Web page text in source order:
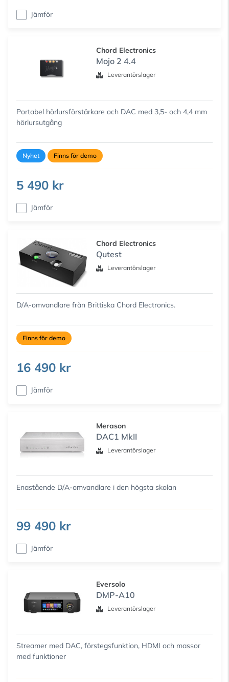
Jämför
Chord Electronics
Mojo 2 4.4
Leverantörslager
Portabel hörlursförstärkare och DAC med 3,5- och 4,4 mm
hörlursutgång
Nyhet Finns för demo
5 490 kr
Jämför
Chord Electronics
Qutest
Leverantörslager
D/A-omvandlare från Brittiska Chord Electronics.
Finns för demo
16 490 kr
Jämför
Merason
DAC1 MkII
Leverantörslager
Enastående D/A-omvandlare i den högsta skolan
99 490 kr
Jämför
Eversolo
DMP-A10
Leverantörslager
Streamer med DAC, förstegsfunktion, HDMI och massor
med funktioner